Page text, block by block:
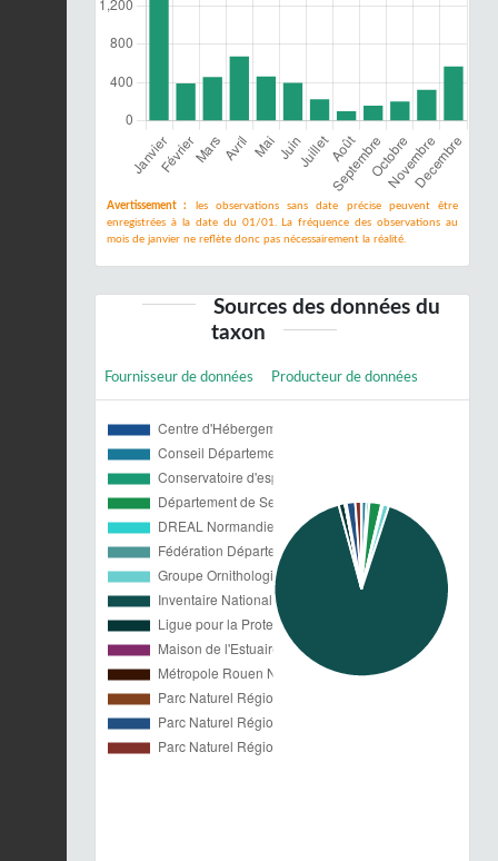
Avertissement :
les observations sans date précise peuvent être
enregistrées à la date du 01/01. La fréquence des observations au
mois de janvier ne reflète donc pas nécessairement la réalité.
Sources des données du
taxon
Fournisseur de données Producteur de données